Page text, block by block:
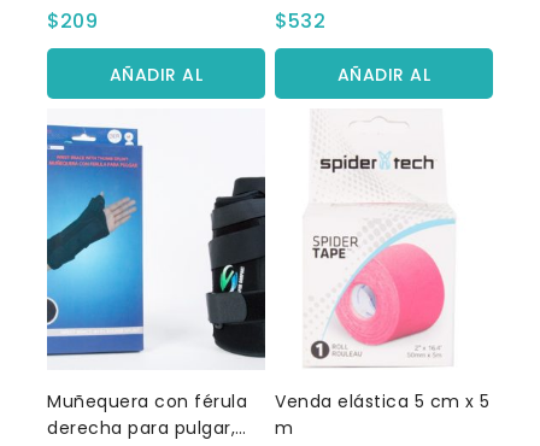
0
fuera
de
$209
AÑADIR AL
CARRITO
0
fuera
de
$532
AÑADIR AL
CARRITO
Muñequera con férula
derecha para pulgar,
Venda elástica 5 cm x 5
m